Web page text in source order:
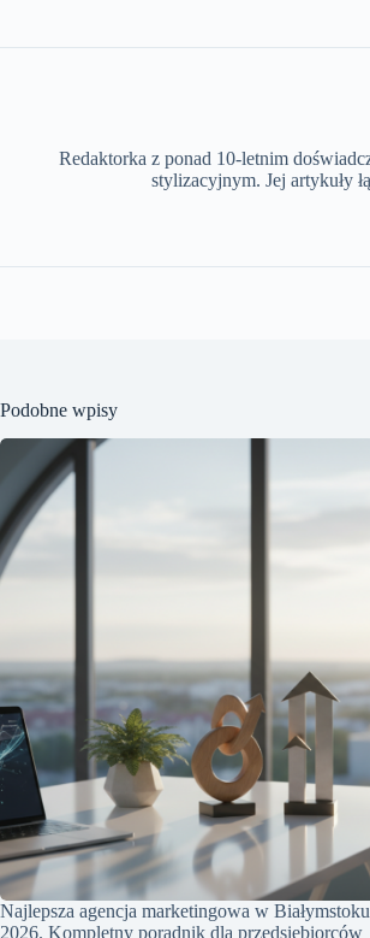
Redaktorka z ponad 10-letnim
stylizacyjnym. Jej artykuły
Podobne wpisy
Najlepsza agencja marketingowa w
2026. Kompletny poradnik dla przedsiębiorców